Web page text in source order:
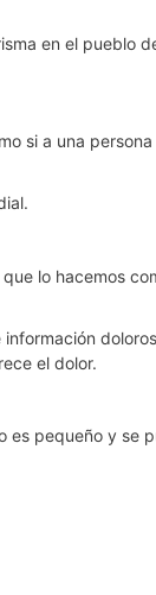
en el pueblo
si a una
lo hacemos
el dolor.
es pequeño y se